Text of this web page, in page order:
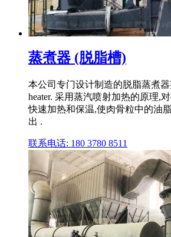
蒸煮器 (脱脂槽)
本公司专门设计制造的脱脂蒸煮器
heater. 采用蒸汽喷射加热的原理,
快速加热和保温,使肉骨粒中的油
出 .
联系电话: 180 3780 8511